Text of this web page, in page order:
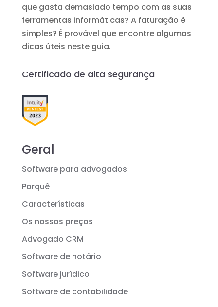
que gasta demasiado tempo com as suas
ferramentas informáticas? A faturação é
simples? É provável que encontre algumas
dicas úteis neste guia.
Certificado de alta segurança
Geral
Software para advogados
Porquê
Características
Os nossos preços
Advogado CRM
Software de notário
Software jurídico
Software de contabilidade